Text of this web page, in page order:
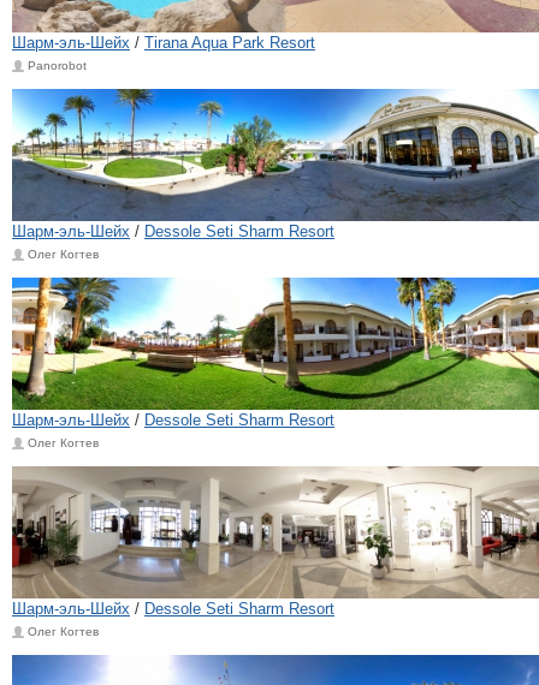
Шарм-эль-Шейх / Tirana Aqua Park Resort
Panorobot
Шарм-эль-Шейх / Dessole Seti Sharm Resort
Олег Когтев
Шарм-эль-Шейх / Dessole Seti Sharm Resort
Олег Когтев
Шарм-эль-Шейх / Dessole Seti Sharm Resort
Олег Когтев